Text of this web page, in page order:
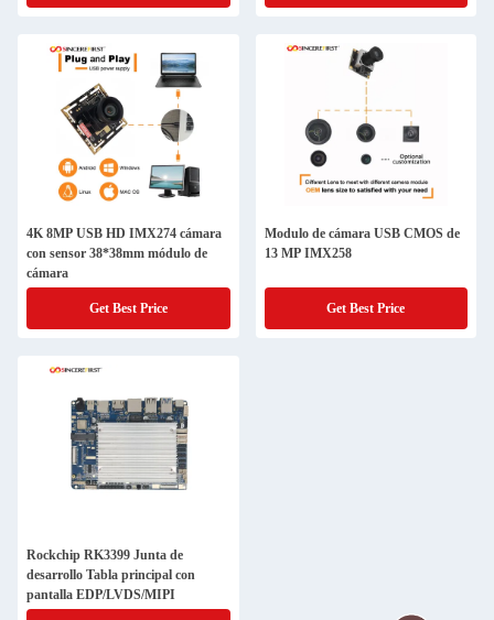
4K 8MP USB HD IMX274 cámara
con sensor 38*38mm módulo de
cámara
Get Best Price
Modulo de cámara USB CMOS de
13 MP IMX258
Get Best Price
Rockchip RK3399 Junta de
desarrollo Tabla principal con
pantalla EDP/LVDS/MIPI